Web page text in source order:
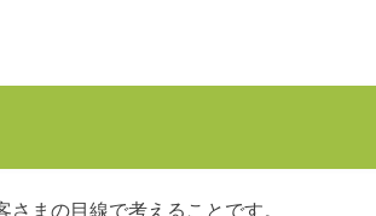
まの目線で考えることです。